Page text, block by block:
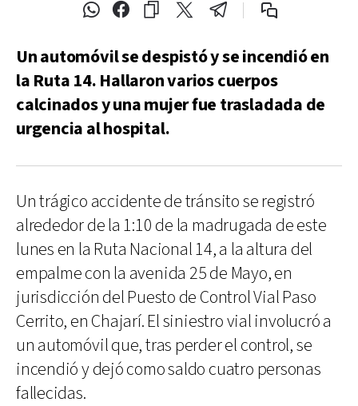
Un automóvil se despistó y se incendió en
la Ruta 14. Hallaron varios cuerpos
calcinados y una mujer fue trasladada de
urgencia al hospital.
Un trágico accidente de tránsito se registró
alrededor de la 1:10 de la madrugada de este
lunes en la Ruta Nacional 14, a la altura del
empalme con la avenida 25 de Mayo, en
jurisdicción del Puesto de Control Vial Paso
Cerrito, en Chajarí. El siniestro vial involucró a
un automóvil que, tras perder el control, se
incendió y dejó como saldo cuatro personas
fallecidas.